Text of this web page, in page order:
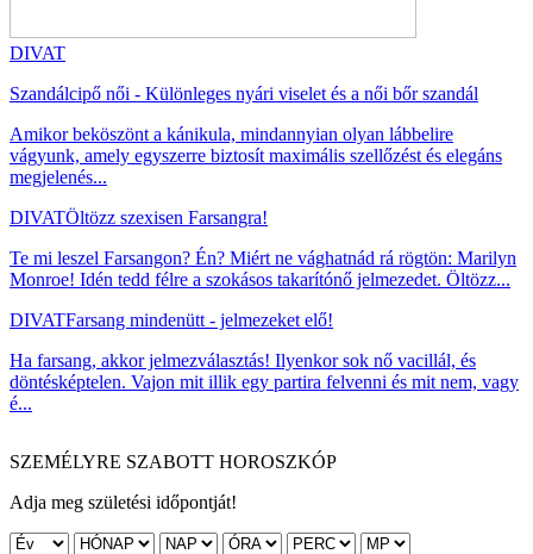
DIVAT
Szandálcipő női - Különleges nyári viselet és a női bőr szandál
Amikor beköszönt a kánikula, mindannyian olyan lábbelire
vágyunk, amely egyszerre biztosít maximális szellőzést és elegáns
megjelenés...
DIVATÖltözz szexisen Farsangra!
Te mi leszel Farsangon? Én? Miért ne vághatnád rá rögtön: Marilyn
Monroe! Idén tedd félre a szokásos takarítónő jelmezedet. Öltözz...
DIVATFarsang mindenütt - jelmezeket elő!
Ha farsang, akkor jelmezválasztás! Ilyenkor sok nő vacillál, és
döntésképtelen. Vajon mit illik egy partira felvenni és mit nem, vagy
é...
SZEMÉLYRE SZABOTT HOROSZKÓP
Adja meg születési időpontját!